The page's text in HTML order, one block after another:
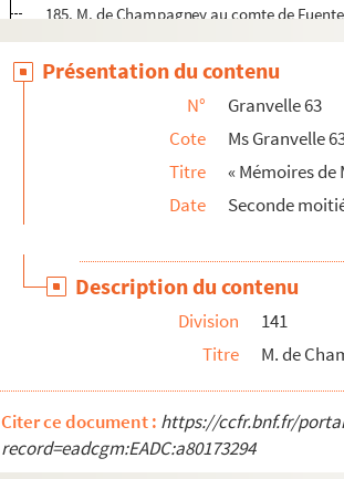
185. M. de Champagney au comte de
186. M. de Champagney à M. Boodt. Dole,
187. M. de Champagney au maître des
188. M. de Champagney à Antoine Houst.
192. Antoine Houst à M. de Champagney.
194. M. de Champagney au comte Pierre
198. G. du Faing à M. de Champagney.
Ms Granvelle 64. « Mémoires de M.
Ms Granvelle 65. « Mémoires de M. de
Ms Granvelle 66. « Mémoires de M. de
Ms Granvelle 67. « Mémoires de M. de
Présentation du contenu
N°
Granvelle 63
Cote
Ms Granvelle
Titre
« Mémoires de
Date
Seconde
Description du contenu
Division
141
Titre
M. de
Citer ce document : https://ccfr.bnf.fr/
record=eadcgm:EADC:a80173294